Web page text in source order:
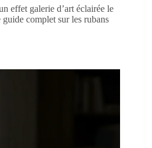
effet galerie d’art éclairée le
complet sur les rubans